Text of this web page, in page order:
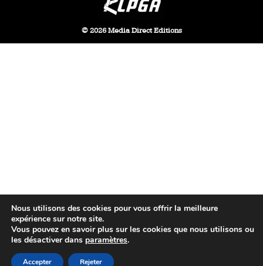
© 2026 Media Direct Editions
Nous utilisons des cookies pour vous offrir la meilleure
expérience sur notre site.
Vous pouvez en savoir plus sur les cookies que nous utilisons ou
les désactiver dans paramètres.
Accepter Rejeter